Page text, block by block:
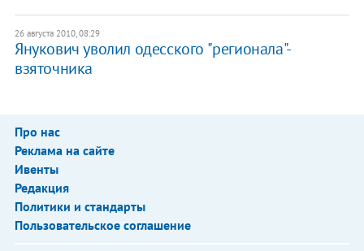
26 августа 2010, 08:29
Янукович уволил одесского "регионала"-
взяточника
Про нас
Реклама на сайте
Ивенты
Редакция
Политики и стандарты
Пользовательское соглашение